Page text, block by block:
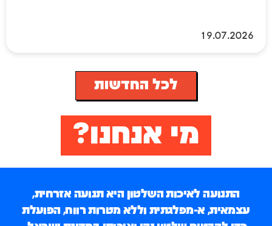
19.07.2026
לכל החדשות
מי אנחנו?
התנועה לאיכות השלטוןהיא תנועה אזרחית,
עצמאית, א-מפלגתית וללא מטרות רווח, הפועלת